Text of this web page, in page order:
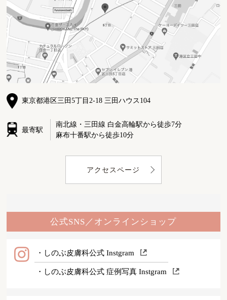
東京都港区三田5丁目2-18 三田ハウス104
最寄駅
南北線・三田線 白金高輪駅から徒歩7分
麻布十番駅から徒歩10分
アクセスページ
公式SNS／オンラインショップ
・しのぶ皮膚科公式 Instgram
・しのぶ皮膚科公式 症例写真 Instgram